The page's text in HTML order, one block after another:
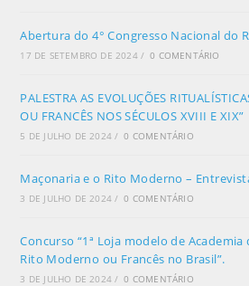
Abertura do 4° Congresso Nacional do
17 DE SETEMBRO DE 2024 / 0 COMENTÁRIO
PALESTRA AS EVOLUÇÕES
OU FRANCÊS NOS SÉCULOS XVIII E XIX”
5 DE JULHO DE 2024 / 0 COMENTÁRIO
Maçonaria e o Rito Moderno –
3 DE JULHO DE 2024 / 0 COMENTÁRIO
Concurso “1ª Loja modelo de
Rito Moderno ou Francês no Brasil”.
3 DE JULHO DE 2024 / 0 COMENTÁRIO